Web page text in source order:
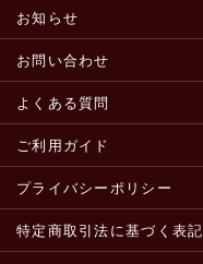
お知らせ
お問い合わせ
よくある質問
ご利用ガイド
プライバシーポリシー
特定商取引法に基づく表記